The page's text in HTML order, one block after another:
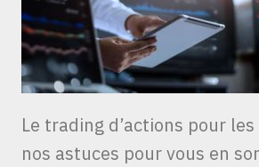
Le trading d’actions pour
nos astuces pour vous en